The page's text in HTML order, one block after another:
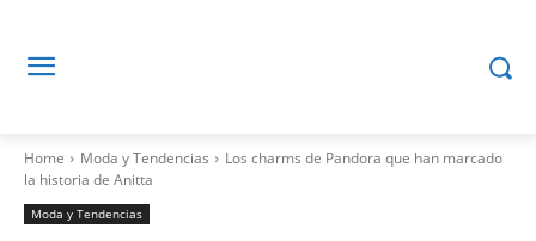
Home Moda y Tendencias
Los charms de Pandora que han marcado
la historia de Anitta
Moda y Tendencias